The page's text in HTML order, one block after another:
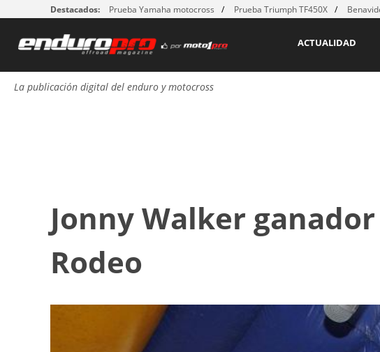
Destacados: Prueba Yamaha motocross Prueba Triumph TF450X
ACTUALIDAD
La publicación digital del enduro y motocross
Jonny Walker
Rodeo